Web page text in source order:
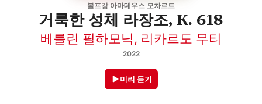
볼프강 아마데우스 모차르트
거룩한 성체 라장조, K. 618
베를린 필하모닉, 리카르도 무티
2022
미리 듣기